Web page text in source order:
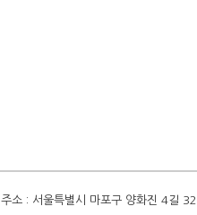
주소 : 서울특별시 마포구 양화진 4길